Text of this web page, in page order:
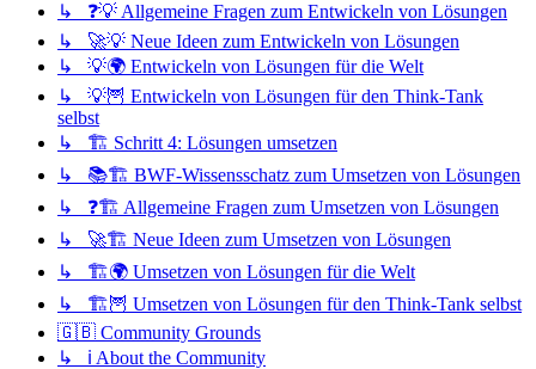
↳ ❓💡 Allgemeine Fragen zum Entwickeln von Lösungen
↳ 🚀💡 Neue Ideen zum Entwickeln von Lösungen
↳ 💡🌍 Entwickeln von Lösungen für die Welt
↳ 💡🦉 Entwickeln von Lösungen für den Think-Tank
selbst
↳ 🏗️ Schritt 4: Lösungen umsetzen
↳ 📚🏗️ BWF-Wissensschatz zum Umsetzen von Lösungen
↳ ❓🏗️ Allgemeine Fragen zum Umsetzen von Lösungen
↳ 🚀🏗️ Neue Ideen zum Umsetzen von Lösungen
↳ 🏗️🌍 Umsetzen von Lösungen für die Welt
↳ 🏗️🦉 Umsetzen von Lösungen für den Think-Tank selbst
🇬🇧 Community Grounds
↳ ℹ️ About the Community